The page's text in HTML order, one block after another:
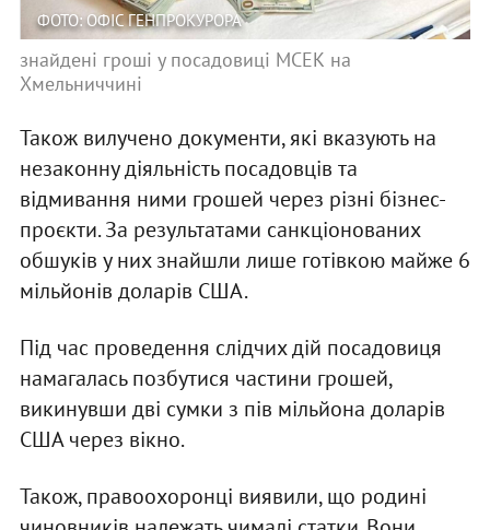
ФОТО: ОФІС ГЕНПРОКУРОРА
знайдені гроші у посадовиці МСЕК на
Хмельниччині
Також вилучено документи, які вказують на
незаконну діяльність посадовців та
відмивання ними грошей через різні бізнес-
проєкти. За результатами санкціонованих
обшуків у них знайшли лише готівкою майже 6
мільйонів доларів США.
Під час проведення слідчих дій посадовиця
намагалась позбутися частини грошей,
викинувши дві сумки з пів мільйона доларів
США через вікно.
Також, правоохоронці виявили, що родині